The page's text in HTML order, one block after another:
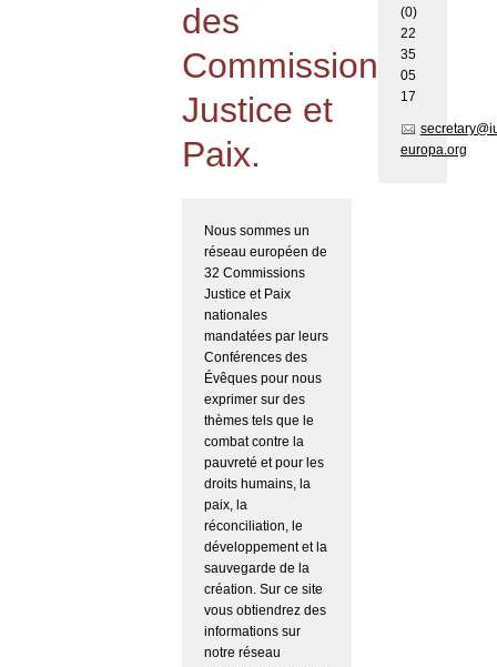
des
Commissions
Justice et
Paix.
Nous sommes un
réseau européen de
32 Commissions
Justice et Paix
nationales
mandatées par leurs
Conférences des
Évêques pour nous
exprimer sur des
thèmes tels que le
combat contre la
pauvreté et pour les
droits humains, la
paix, la
réconciliation, le
développement et la
sauvegarde de la
création. Sur ce site
vous obtiendrez des
informations sur
notre réseau
(0)
22
35
05
17
europa.org